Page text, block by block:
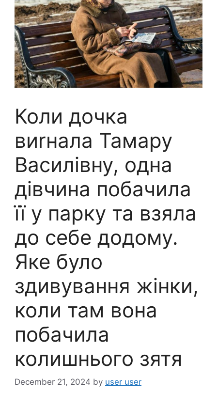
Коли дочка
виrнала Тамару
Василівну, одна
дівчина побачила
її у парку та взяла
до себе додому.
Яке було
здивування жінки,
коли там вона
побачила
колишнього зятя
December 21, 2024 by user user